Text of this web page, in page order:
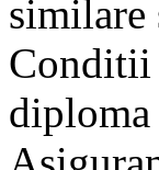
similare
Conditii
diploma